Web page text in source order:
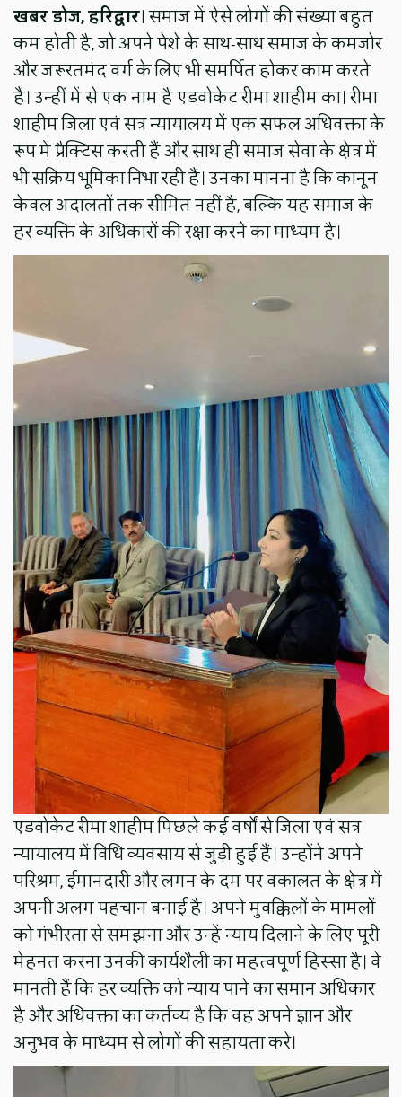
खबर डोज, हरिद्वार।समाज में ऐसे लोगों की संख्या बहुत
कम होती है, जो अपने पेशे के साथ-साथ समाज के कमजोर
और जरूरतमंद वर्ग के लिए भी समर्पित होकर काम करते
हैं। उन्हीं में से एक नाम है एडवोकेट रीमा शाहीम का। रीमा
शाहीम जिला एवं सत्र न्यायालय में एक सफल अधिवक्ता के
रूप में प्रैक्टिस करती हैं और साथ ही समाज सेवा के क्षेत्र में
भी सक्रिय भूमिका निभा रही हैं। उनका मानना है कि कानून
केवल अदालतों तक सीमित नहीं है, बल्कि यह समाज के
हर व्यक्ति के अधिकारों की रक्षा करने का माध्यम है।
एडवोकेट रीमा शाहीम पिछले कई वर्षों से जिला एवं सत्र
न्यायालय में विधि व्यवसाय से जुड़ी हुई हैं। उन्होंने अपने
परिश्रम, ईमानदारी और लगन के दम पर वकालत के क्षेत्र में
अपनी अलग पहचान बनाई है। अपने मुवक्किलों के मामलों
को गंभीरता से समझना और उन्हें न्याय दिलाने के लिए पूरी
मेहनत करना उनकी कार्यशैली का महत्वपूर्ण हिस्सा है। वे
मानती हैं कि हर व्यक्ति को न्याय पाने का समान अधिकार
है और अधिवक्ता का कर्तव्य है कि वह अपने ज्ञान और
अनुभव के माध्यम से लोगों की सहायता करे।